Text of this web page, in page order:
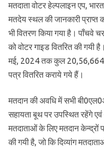
मतदाता वोटर हेल्पलाइन एप,
मतदेय स्थल की जानकारी प्राप्त
भी वितरण किया गया है। पाँचवे
को वोटर गाइड वितरित की
मई, 2024 तक कुल 20,56,664
पत्र वितरित कराये गये हैं।
मतदान की अवधि में सभी
सहायता बूथ पर उपस्थित रहेंगे
मतदाताओं के लिए मतदान केन्द्रों
की गयी है, जो कि दिव्यांग